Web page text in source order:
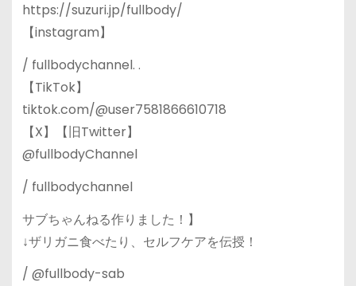
https://suzuri.jp/fullbody/
【instagram】
/ fullbodychannel. .
【TikTok】
tiktok.com/@user7581866610718
【X】【旧Twitter】
@fullbodyChannel
/ fullbodychannel
サブちゃんねる作りました！】
↓ザリガニ食べたり、セルフケアを伝授！
/ @fullbody-sab